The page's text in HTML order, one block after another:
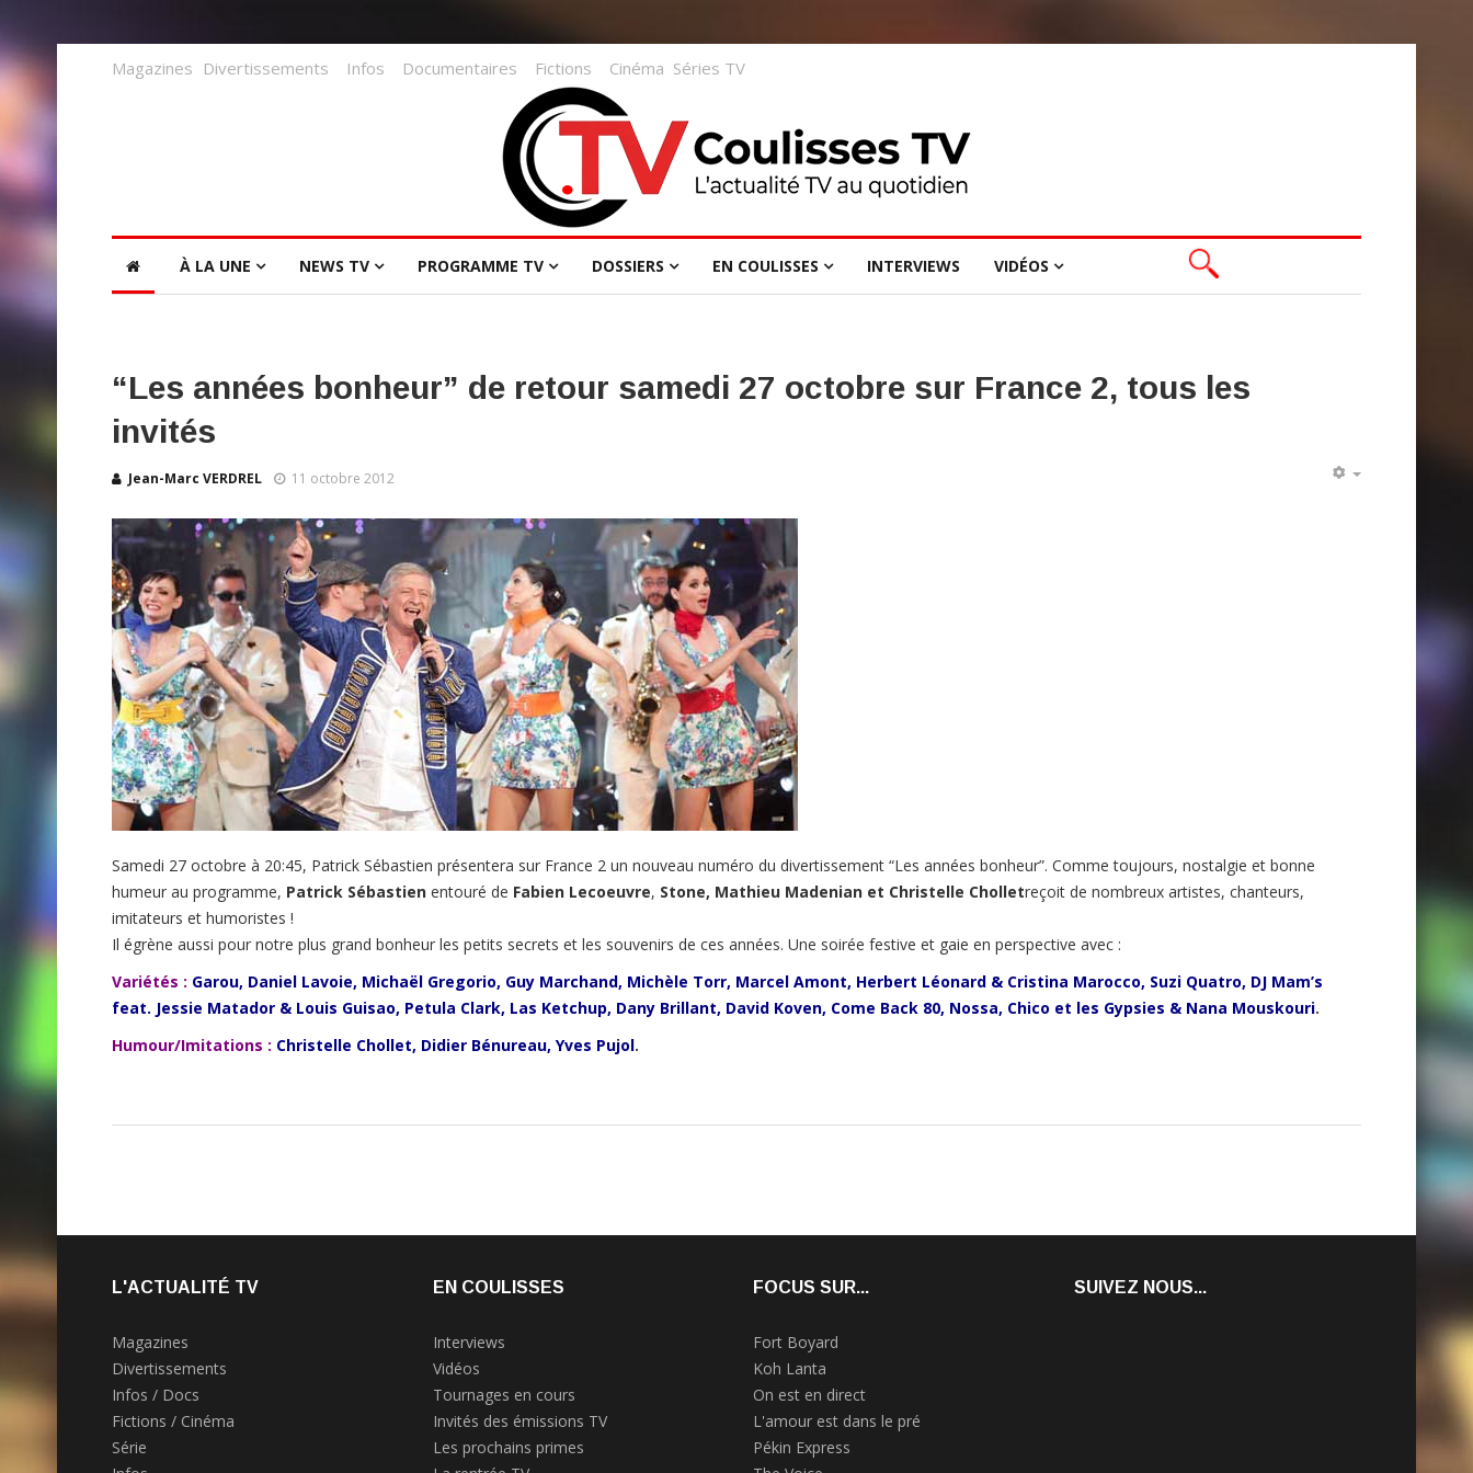
Magazines Divertissements Infos Documentaires Fictions Cinéma Séries TV
À LA UNE NEWS TV PROGRAMME TV DOSSIERS EN COULISSES INTERVIEWS VIDÉOS
“Les années bonheur” de retour samedi 27 octobre sur France 2, tous les
invités
Jean-Marc VERDREL 11 octobre 2012
Samedi 27 octobre à 20:45, Patrick Sébastien présentera sur France 2 un nouveau numéro du divertissement “Les années bonheur”. Comme toujours, nostalgie et bonne
humeur au programme, Patrick Sébastien entouré de Fabien Lecoeuvre, Stone, Mathieu Madenian et Christelle Cholletreçoit de nombreux artistes, chanteurs,
imitateurs et humoristes !
Il égrène aussi pour notre plus grand bonheur les petits secrets et les souvenirs de ces années. Une soirée festive et gaie en perspective avec :
Variétés : Garou, Daniel Lavoie, Michaël Gregorio, Guy Marchand, Michèle Torr, Marcel Amont, Herbert Léonard & Cristina Marocco, Suzi Quatro, DJ Mam’s
feat. Jessie Matador & Louis Guisao, Petula Clark, Las Ketchup, Dany Brillant, David Koven, Come Back 80, Nossa, Chico et les Gypsies & Nana Mouskouri.
Humour/Imitations : Christelle Chollet, Didier Bénureau, Yves Pujol.
L'ACTUALITÉ TV
Magazines
Divertissements
Infos / Docs
Fictions / Cinéma
Série
EN COULISSES
Interviews
Vidéos
Tournages en cours
Invités des émissions TV
Les prochains primes
FOCUS SUR...
Fort Boyard
Koh Lanta
On est en direct
L'amour est dans le pré
Pékin Express
SUIVEZ NOUS...